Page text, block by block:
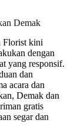
Demak
Florist kini
dengan
yang responsif.
dan
acara dan
Demak dan
gratis
segar dan